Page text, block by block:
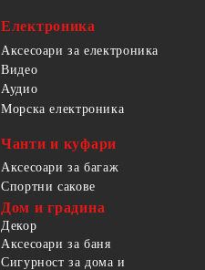
Електроника
Аксесоари за електроника
Видео
Аудио
Морска електроника
Чанти и куфари
Аксесоари за багаж
Спортни сакове
Дом и градина
Декор
Аксесоари за баня
Сигурност за дома и